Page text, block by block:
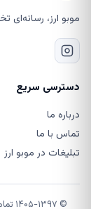
موبو ارز،
دسترسی سریع
درباره ما
تماس با ما
تبلیغات در موبو ارز
©